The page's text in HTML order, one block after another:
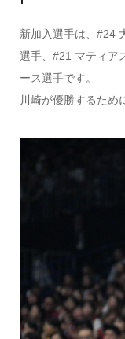
新加入選手は、#24
選手、#21 マティア
ース選手です。
川崎が優勝するため